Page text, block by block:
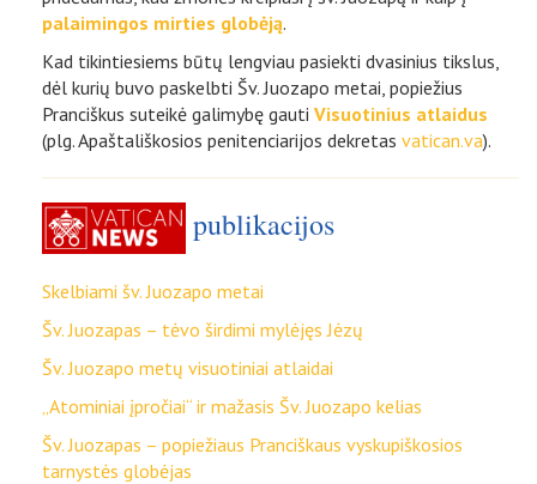
palaimingos mirties globėją.
Kad tikintiesiems būtų lengviau pasiekti dvasinius tikslus,
dėl kurių buvo paskelbti Šv. Juozapo metai, popiežius
Pranciškus suteikė galimybę gauti Visuotinius atlaidus
(plg. Apaštališkosios penitenciarijos dekretas vatican.va).
publikacijos
Skelbiami šv. Juozapo metai
Šv. Juozapas – tėvo širdimi mylėjęs Jėzų
Šv. Juozapo metų visuotiniai atlaidai
„Atominiai įpročiai“ ir mažasis Šv. Juozapo kelias
Šv. Juozapas – popiežiaus Pranciškaus vyskupiškosios
tarnystės globėjas